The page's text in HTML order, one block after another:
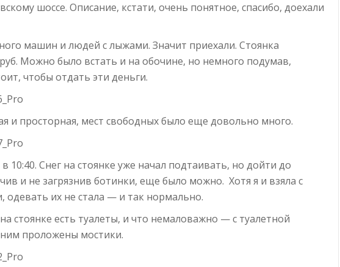
шоссе. Описание, кстати, очень понятное, спасибо, доехали
машин и людей с лыжами. Значит приехали. Стоянка
Можно было встать и на обочине, но немного подумав,
чтобы отдать эти деньги.
и просторная, мест свободных было еще довольно много.
Снег на стоянке уже начал подтаивать, но дойти до
и не загрязнив ботинки, еще было можно. Хотя я и взяла с
одевать их не стала — и так нормально.
стоянке есть туалеты, и что немаловажно — с туалетной
проложены мостики.